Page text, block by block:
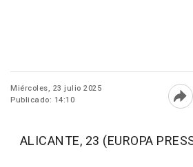
Miércoles, 23 julio 2025
Publicado: 14:10
ALICANTE, 23 (EUROPA